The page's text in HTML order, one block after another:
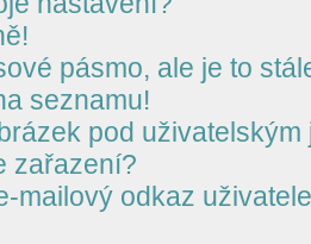
pásmo, ale je to
seznamu!
pod uživatelským
zařazení?
mailový odkaz